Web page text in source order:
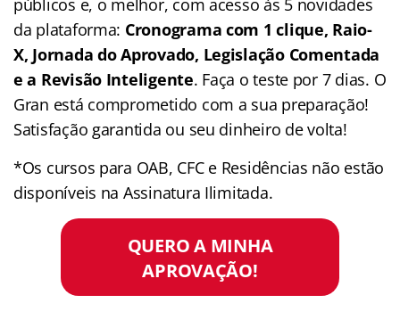
públicos e, o melhor, com acesso às 5 novidades
da plataforma: Cronograma com 1 clique, Raio-
X, Jornada do Aprovado, Legislação Comentada
e a Revisão Inteligente. Faça o teste por 7 dias. O
Gran está comprometido com a sua preparação!
Satisfação garantida ou seu dinheiro de volta!
*Os cursos para OAB, CFC e Residências não estão
disponíveis na Assinatura Ilimitada.
QUERO A MINHA
APROVAÇÃO!